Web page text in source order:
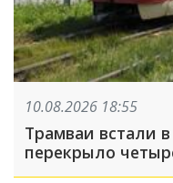
10.08.2026 18:55
Трамваи встали
перекрыло